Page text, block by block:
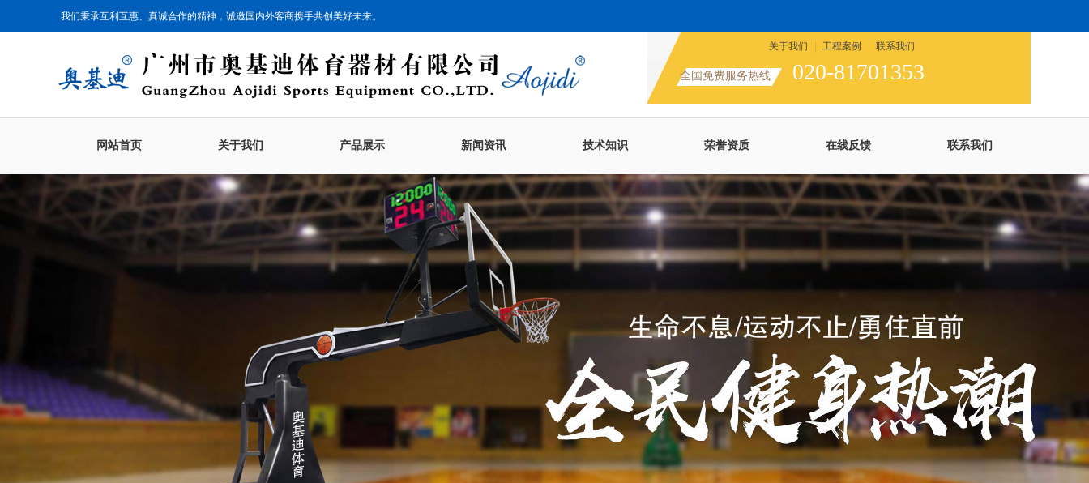
我们秉承互利互惠、真诚合作的精神，诚邀国内外客商携手共创美好未来。
关于我们 工程案例 联系我们
全国免费服务热线 020-81701353
网站首页 关于我们 产品展示 新闻资讯 技术知识 荣誉资质 在线反馈 联系我们